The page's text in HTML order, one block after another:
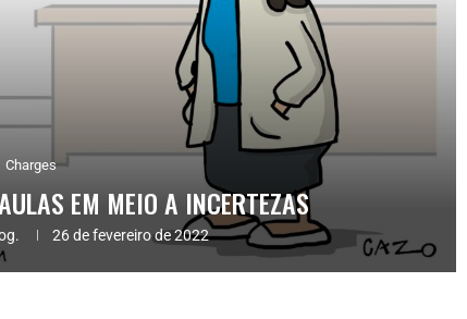
Charges
EM MEIO A INCERTEZAS
26 de fevereiro de 2022